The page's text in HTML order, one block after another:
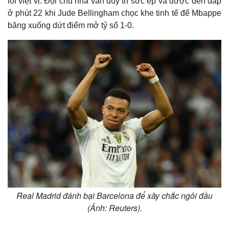
ở phút 22 khi Jude Bellingham chọc khe tinh tế để Mbappe
băng xuống dứt điểm mở tỷ số 1-0.
Real Madrid đánh bại Barcelona để xây chắc ngôi đầu
(Ảnh: Reuters).